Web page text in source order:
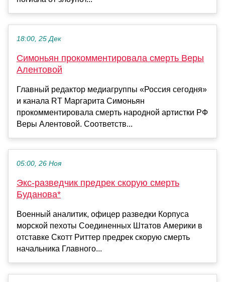
18:00, 25 Дек
Симоньян прокомментировала смерть Веры
Алентовой
Главный редактор медиагруппы «Россия сегодня»
и канала RT Маргарита Симоньян
прокомментировала смерть народной артистки РФ
Веры Алентовой. Соответств...
05:00, 26 Ноя
Экс-разведчик предрек скорую смерть
Буданова*
Военный аналитик, офицер разведки Корпуса
морской пехоты Соединенных Штатов Америки в
отставке Скотт Риттер предрек скорую смерть
начальника Главного...